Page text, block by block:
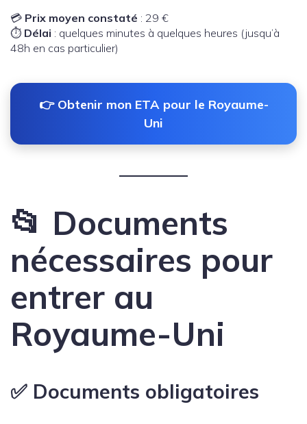
💳 Prix moyen constaté : 29 €
⏱️ Délai : quelques minutes à quelques heures (jusqu’à
48h en cas particulier)
👉 Obtenir mon ETA pour le Royaume-
Uni
📂 Documents
nécessaires pour
entrer au
Royaume-Uni
✅ Documents obligatoires